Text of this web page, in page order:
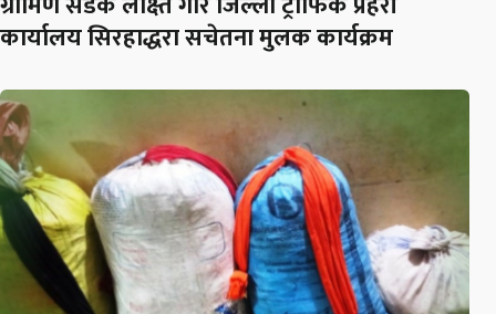
कार्यालय सिरहाद्धरा सचेतना मुलक कार्यक्रम